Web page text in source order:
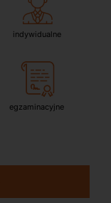
indywidualne
egzaminacyjne